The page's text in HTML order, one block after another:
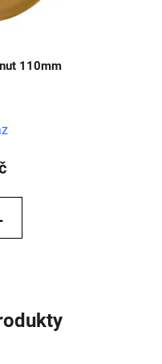
110mm